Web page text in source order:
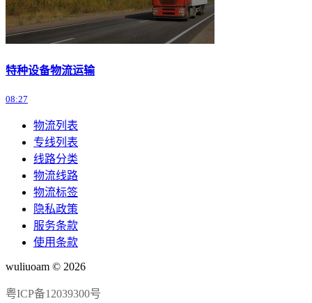
特种设备物流运输
08:27
物流列表
专线列表
线路分类
物流线路
物流标签
隐私政策
服务条款
使用条款
wuliuoam © 2026
粤ICP备12039300号